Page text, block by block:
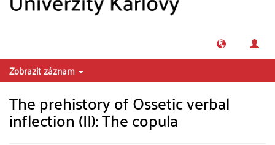
Zobrazit záznam
The prehistory of Ossetic verbal
inflection (II): The copula